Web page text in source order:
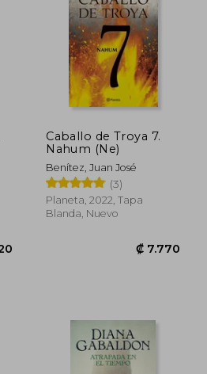
Caballo de Troya 7.
Nahum (Ne)
Benítez, Juan José
(3)
Planeta, 2022, Tapa
Blanda, Nuevo